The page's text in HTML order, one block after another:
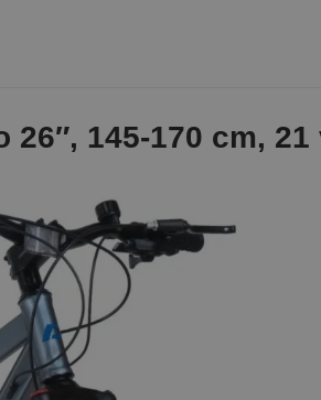
145-170 cm, 21